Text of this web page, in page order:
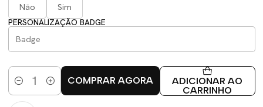
Não
Sim
PERSONALIZAÇÃO BADGE
Quantidade
ADICIONAR AO
CARRINHO
COMPRAR AGORA